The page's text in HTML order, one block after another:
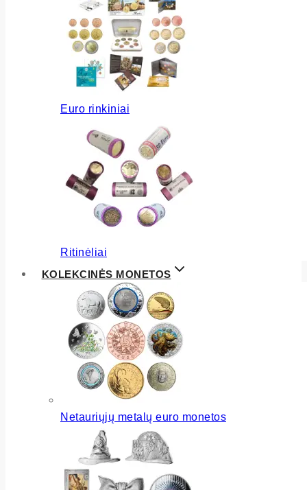
Euro rinkiniai
Ritinėliai
KOLEKCINĖS MONETOS
Netauriųjų metalų euro monetos